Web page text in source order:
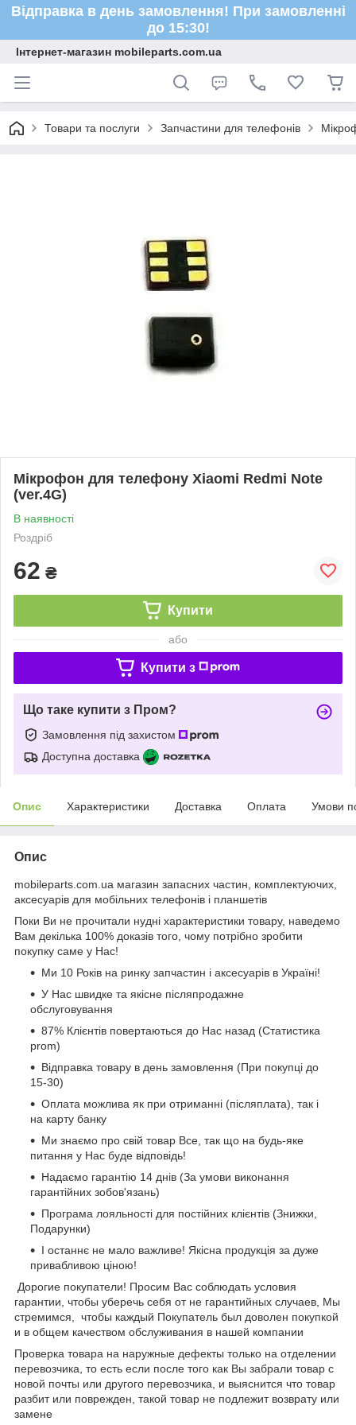
Відправка в день замовлення! При замовленні
до 15:30!
Інтернет-магазин mobileparts.com.ua
Товари та послуги Запчастини для телефонів
Мікрофон для телефону Xiaomi Redmi Note
(ver.4G)
В наявності
Роздріб
62 ₴
Купити
або
Купити з
Що таке купити з Пром?
Замовлення під захистом
Доступна доставка
Опис Характеристики Доставка Оплата Умови
Опис
mobileparts.com.ua магазин запасних частин, комплектуючих,
аксесуарів для мобільних телефонів і планшетів
Поки Ви не прочитали нудні характеристики товару, наведемо
Вам декілька 100% доказів того, чому потрібно зробити
покупку саме у Нас!
Ми 10 Років на ринку запчастин і аксесуарів в Україні!
У Нас швидке та якісне післяпродажне
обслуговування
87% Клієнтів повертаються до Нас назад (Статистика
prom)
Відправка товару в день замовлення (При покупці до
15-30)
Оплата можлива як при отриманні (післяплата), так і
на карту банку
Ми знаємо про свій товар Все, так що на будь-яке
питання у Нас буде відповідь!
Надаємо гарантію 14 днів (За умови виконання
гарантійних зобов'язань)
Програма лояльності для постійних клієнтів (Знижки,
Подарунки)
І останнє не мало важливе! Якісна продукція за дуже
привабливою ціною!
Дорогие покупатели! Просим Вас соблюдать условия
гарантии, чтобы уберечь себя от не гарантийных случаев, Мы
стремимся, чтобы каждый Покупатель был доволен покупкой
и в общем качеством обслуживания в нашей компании
Проверка товара на наружные дефекты только на отделении
перевозчика, то есть если после того как Вы забрали товар с
новой почты или другого перевозчика, и выяснится что товар
разбит или поврежден, такой товар не подлежит возврату или
замене